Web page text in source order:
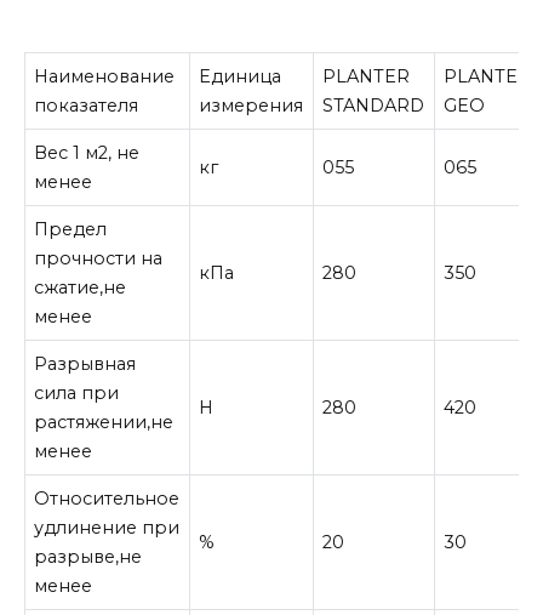
Наименование
показателя
Единица
измерения
PLANTER
STANDARD
PLANTER
GEO
Вес 1 м2, не
менее
кг 055 065
Предел
прочности на
сжатие,не
менее
кПа 280 350
Разрывная
сила при
растяжении,не
менее
Н 280 420
Относительное
удлинение при
разрыве,не
менее
% 20 30